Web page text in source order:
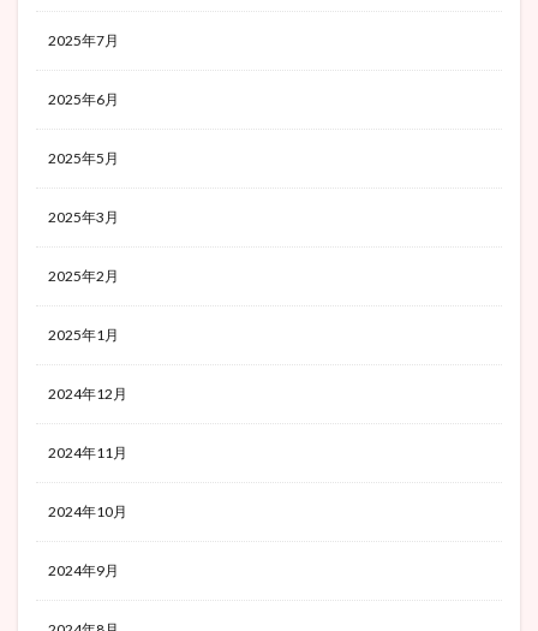
2025年7月
2025年6月
2025年5月
2025年3月
2025年2月
2025年1月
2024年12月
2024年11月
2024年10月
2024年9月